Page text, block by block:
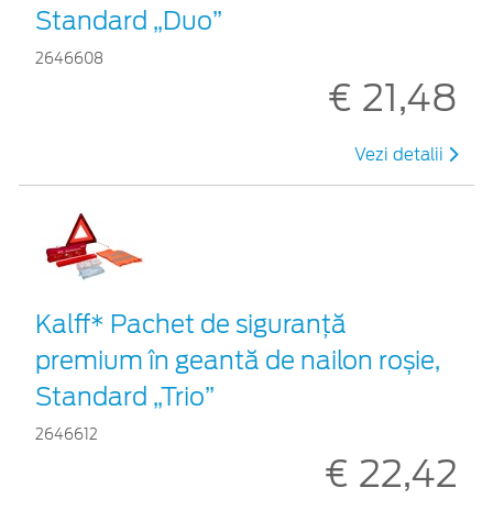
Standard „Duo”
2646608
€ 21,48
Vezi detalii
Kalff* Pachet de siguranţă
premium în geantă de nailon roșie,
Standard „Trio”
2646612
€ 22,42